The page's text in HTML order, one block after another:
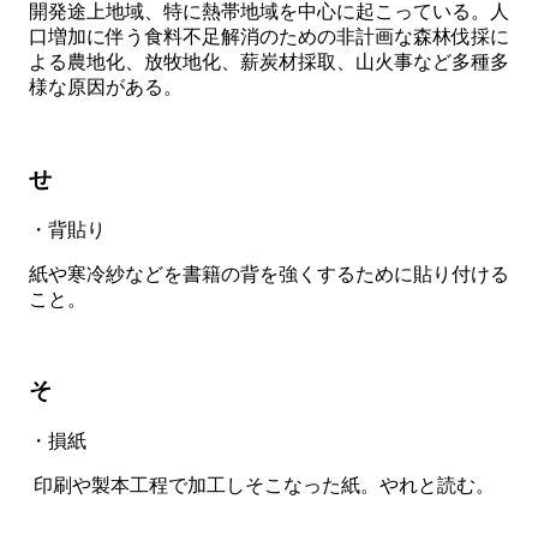
開発途上地域、特に熱帯地域を中心に起こっている。人
口増加に伴う食料不足解消のための非計画な森林伐採に
よる農地化、放牧地化、薪炭材採取、山火事など多種多
様な原因がある。
せ
・背貼り
紙や寒冷紗などを書籍の背を強くするために貼り付ける
こと。
そ
・損紙
印刷や製本工程で加工しそこなった紙。やれと読む。